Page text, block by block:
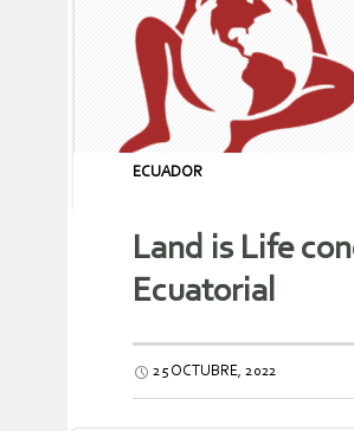
ECUADOR
Land is Life
Ecuatorial
25 OCTUBRE, 2022